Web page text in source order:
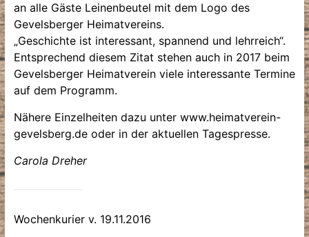
an alle Gäste Leinenbeutel mit dem Logo des
Gevelsberger Heimatvereins.
„Geschichte ist interessant, spannend und lehrreich“.
Entsprechend diesem Zitat stehen auch in 2017 beim
Gevelsberger Heimatverein viele interessante Termine
auf dem Programm.
Nähere Einzelheiten dazu unter www.heimatverein-
gevelsberg.de oder in der aktuellen Tagespresse.
Carola Dreher
Wochenkurier v. 19.11.2016